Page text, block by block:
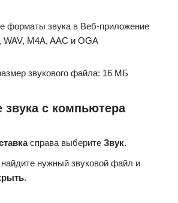
форматы звука в Веб-приложение
WAV, M4A, AAC и OGA
звукового файла: 16 МБ
звука с компьютера
справа выберите Звук.
нужный звуковой файл и
.